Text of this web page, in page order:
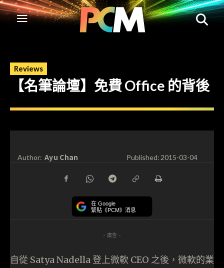
Reviews
【名筆論壇】免費 Office 的背後
Author: Ayu Chan Published:2015-03-04
在 Google
緊貼《PCM》消息
- 廣告 -
自從 Satya Nadella 登上微軟 CEO 之後，微軟的業